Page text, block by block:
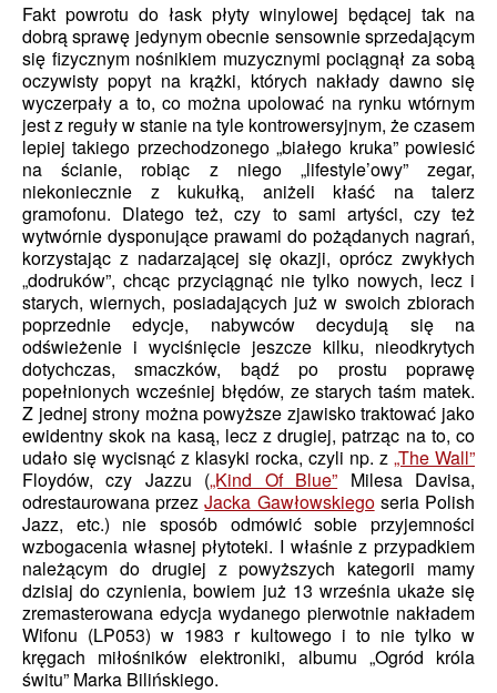
Fakt powrotu do łask płyty winylowej będącej tak na
dobrą sprawę jedynym obecnie sensownie sprzedającym
się fizycznym nośnikiem muzycznymi pociągnął za sobą
oczywisty popyt na krążki, których nakłady dawno się
wyczerpały a to, co można upolować na rynku wtórnym
jest z reguły w stanie na tyle kontrowersyjnym, że czasem
lepiej takiego przechodzonego „białego kruka” powiesić
na ścianie, robiąc z niego „lifestyle’owy” zegar,
niekoniecznie z kukułką, aniżeli kłaść na talerz
gramofonu. Dlatego też, czy to sami artyści, czy też
wytwórnie dysponujące prawami do pożądanych nagrań,
korzystając z nadarzającej się okazji, oprócz zwykłych
„dodruków”, chcąc przyciągnąć nie tylko nowych, lecz i
starych, wiernych, posiadających już w swoich zbiorach
poprzednie edycje, nabywców decydują się na
odświeżenie i wyciśnięcie jeszcze kilku, nieodkrytych
dotychczas, smaczków, bądź po prostu poprawę
popełnionych wcześniej błędów, ze starych taśm matek.
Z jednej strony można powyższe zjawisko traktować jako
ewidentny skok na kasą, lecz z drugiej, patrząc na to, co
udało się wycisnąć z klasyki rocka, czyli np. z „The Wall”
Floydów, czy Jazzu („Kind Of Blue” Milesa Davisa,
odrestaurowana przezJacka Gawłowskiegoseria Polish
Jazz, etc.) nie sposób odmówić sobie przyjemności
wzbogacenia własnej płytoteki. I właśnie z przypadkiem
należącym do drugiej z powyższych kategorii mamy
dzisiaj do czynienia, bowiem już 13 września ukaże się
zremasterowana edycja wydanego pierwotnie nakładem
Wifonu (LP053) w 1983 r kultowego i to nie tylko w
kręgach miłośników elektroniki, albumu „Ogród króla
świtu” Marka Bilińskiego.